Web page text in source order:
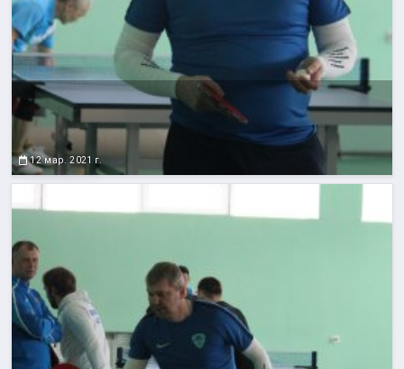
12 мар. 2021 г.